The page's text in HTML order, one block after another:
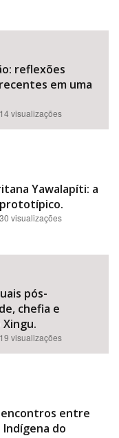
reflexões
em uma
visualizações
Yawalapíti: a
visualizações
pós-
chefia e
visualizações
encontros entre
do